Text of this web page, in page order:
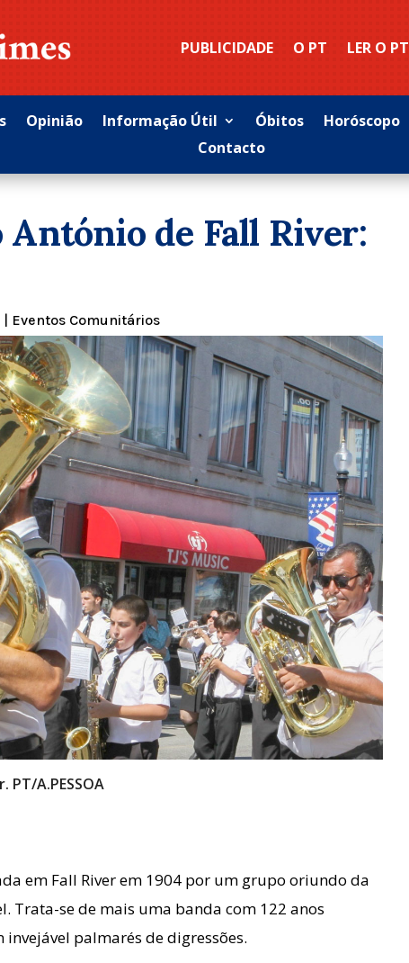
PUBLICIDADE O PT LER O PT
Opinião Informação Útil Óbitos Horóscopo
Contacto
António de Fall River:
Eventos Comunitários
PT/A.PESSOA
em Fall River em 1904 por um grupo oriundo da
Trata-se de mais uma banda com 122 anos
invejável palmarés de digressões.